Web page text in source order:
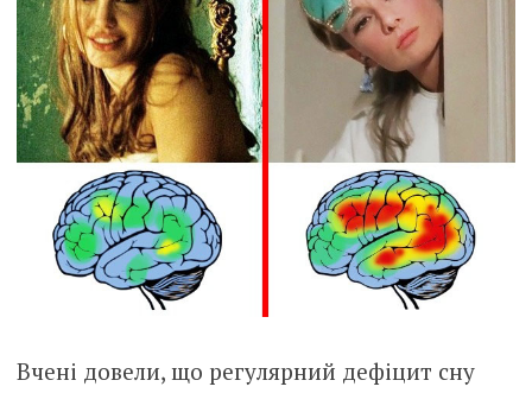
Вчені довели, що регулярний дефіцит сну